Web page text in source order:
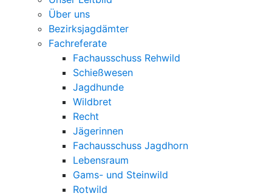
Über uns
Bezirksjagdämter
Fachreferate
Fachausschuss Rehwild
Schießwesen
Jagdhunde
Wildbret
Recht
Jägerinnen
Fachausschuss Jagdhorn
Lebensraum
Gams- und Steinwild
Rotwild